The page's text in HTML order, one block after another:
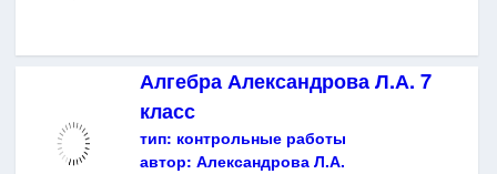
Алгебра Александрова Л.А. 7
класс
тип: контрольные работы
автор: Александрова Л.А.